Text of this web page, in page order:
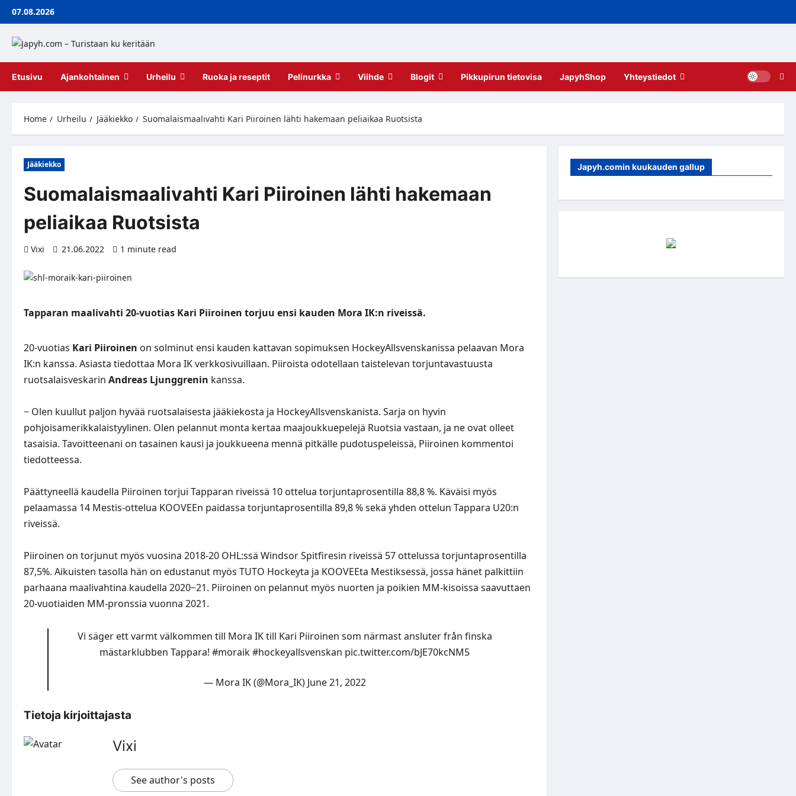
Skip07.08.2026
Etusivu Ajankohtainen Urheilu Ruoka ja reseptit Pelinurkka Viihde Blogit Pikkupirun tietovisa JapyhShop Yhteystiedot
Home Urheilu Jääkiekko Suomalaismaalivahti Kari Piiroinen lähti hakemaan peliaikaa Ruotsista
Jääkiekko
Suomalaismaalivahti Kari Piiroinen lähti hakemaan
peliaikaa Ruotsista
Vixi 21.06.2022 1 minute read
Tapparan maalivahti 20-vuotias Kari Piiroinen torjuu ensi kauden Mora IK:n riveissä.
20-vuotias Kari Piiroinen on solminut ensi kauden kattavan sopimuksen HockeyAllsvenskanissa pelaavan Mora
IK:n kanssa. Asiasta tiedottaa Mora IKverkkosivuillaan. Piiroista odotellaan taistelevan torjuntavastuusta
ruotsalaisveskarin Andreas Ljunggrenin kanssa.
− Olen kuullut paljon hyvää ruotsalaisesta jääkiekosta ja HockeyAllsvenskanista. Sarja on hyvin
pohjoisamerikkalaistyylinen. Olen pelannut monta kertaa maajoukkuepelejä Ruotsia vastaan, ja ne ovat olleet
tasaisia. Tavoitteenani on tasainen kausi ja joukkueena mennä pitkälle pudotuspeleissä, Piiroinen kommentoi
tiedotteessa.
Päättyneellä kaudella Piiroinen torjui Tapparan riveissä 10 ottelua torjuntaprosentilla 88,8 %. Käväisi myös
pelaamassa 14 Mestis-ottelua KOOVEEn paidassa torjuntaprosentilla 89,8 % sekä yhden ottelun Tappara U20:n
riveissä.
Piiroinen on torjunut myös vuosina 2018-20 OHL:ssä Windsor Spitfiresin riveissä 57 ottelussa torjuntaprosentilla
87,5%. Aikuisten tasolla hän on edustanut myös TUTO Hockeyta ja KOOVEEta Mestiksessä, jossa hänet palkittiin
parhaana maalivahtina kaudella 2020−21. Piiroinen on pelannut myös nuorten ja poikien MM-kisoissa saavuttaen
20-vuotiaiden MM-pronssia vuonna 2021.
Vi säger ett varmt välkommen till Mora IK till Kari Piiroinen som närmast ansluter från finska
mästarklubben Tappara!#moraik#hockeyallsvenskan pic.twitter.com/bJE70kcNM5
— Mora IK (@Mora_IK) June 21, 2022
Tietoja kirjoittajasta
Vixi
See author's posts
Japyh.comin kuukauden gallup